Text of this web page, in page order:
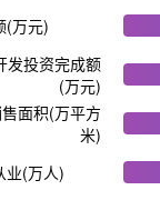
(万元)
发投资完成额
(万元)
面积(万平方
米)
业(万人)